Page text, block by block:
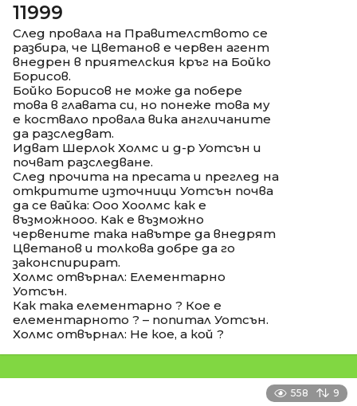
11999
След провала на Правителството се
разбира, че Цветанов е червен агент
внедрен в приятелския кръг на Бойко
Борисов.
Бойко Борисов не може да побере
това в главата си, но понеже това му
е коствало провала вика англичаните
да разследват.
Идват Шерлок Холмс и д-р Уотсън и
почват разследване.
След прочита на пресата и преглед на
откритите източници Уотсън почва
да се вайка: Ооо Хоолмс как е
възможнооо. Как е възможно
червените така навътре да внедрят
Цветанов и толкова добре да го
законспирират.
Холмс отвърнал: Елементарно
Уотсън.
Как така елементарно ? Кое е
елементарното ? – попитал Уотсън.
Холмс отвърнал: Не кое, а кой ?
558 9